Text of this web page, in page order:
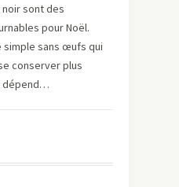
sont des
pour Noël.
sans œufs qui
conserver plus
dépend…